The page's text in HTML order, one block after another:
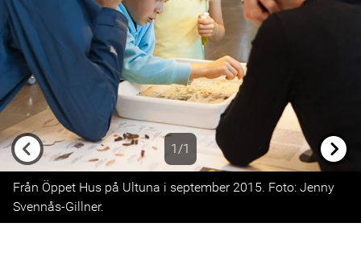
1/1
Previous
Från Öppet Hus på Ultuna i september 2015. Foto: Jenny
Svennås-Gillner.